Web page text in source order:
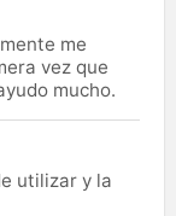
me
vez que
mucho.
utilizar y la